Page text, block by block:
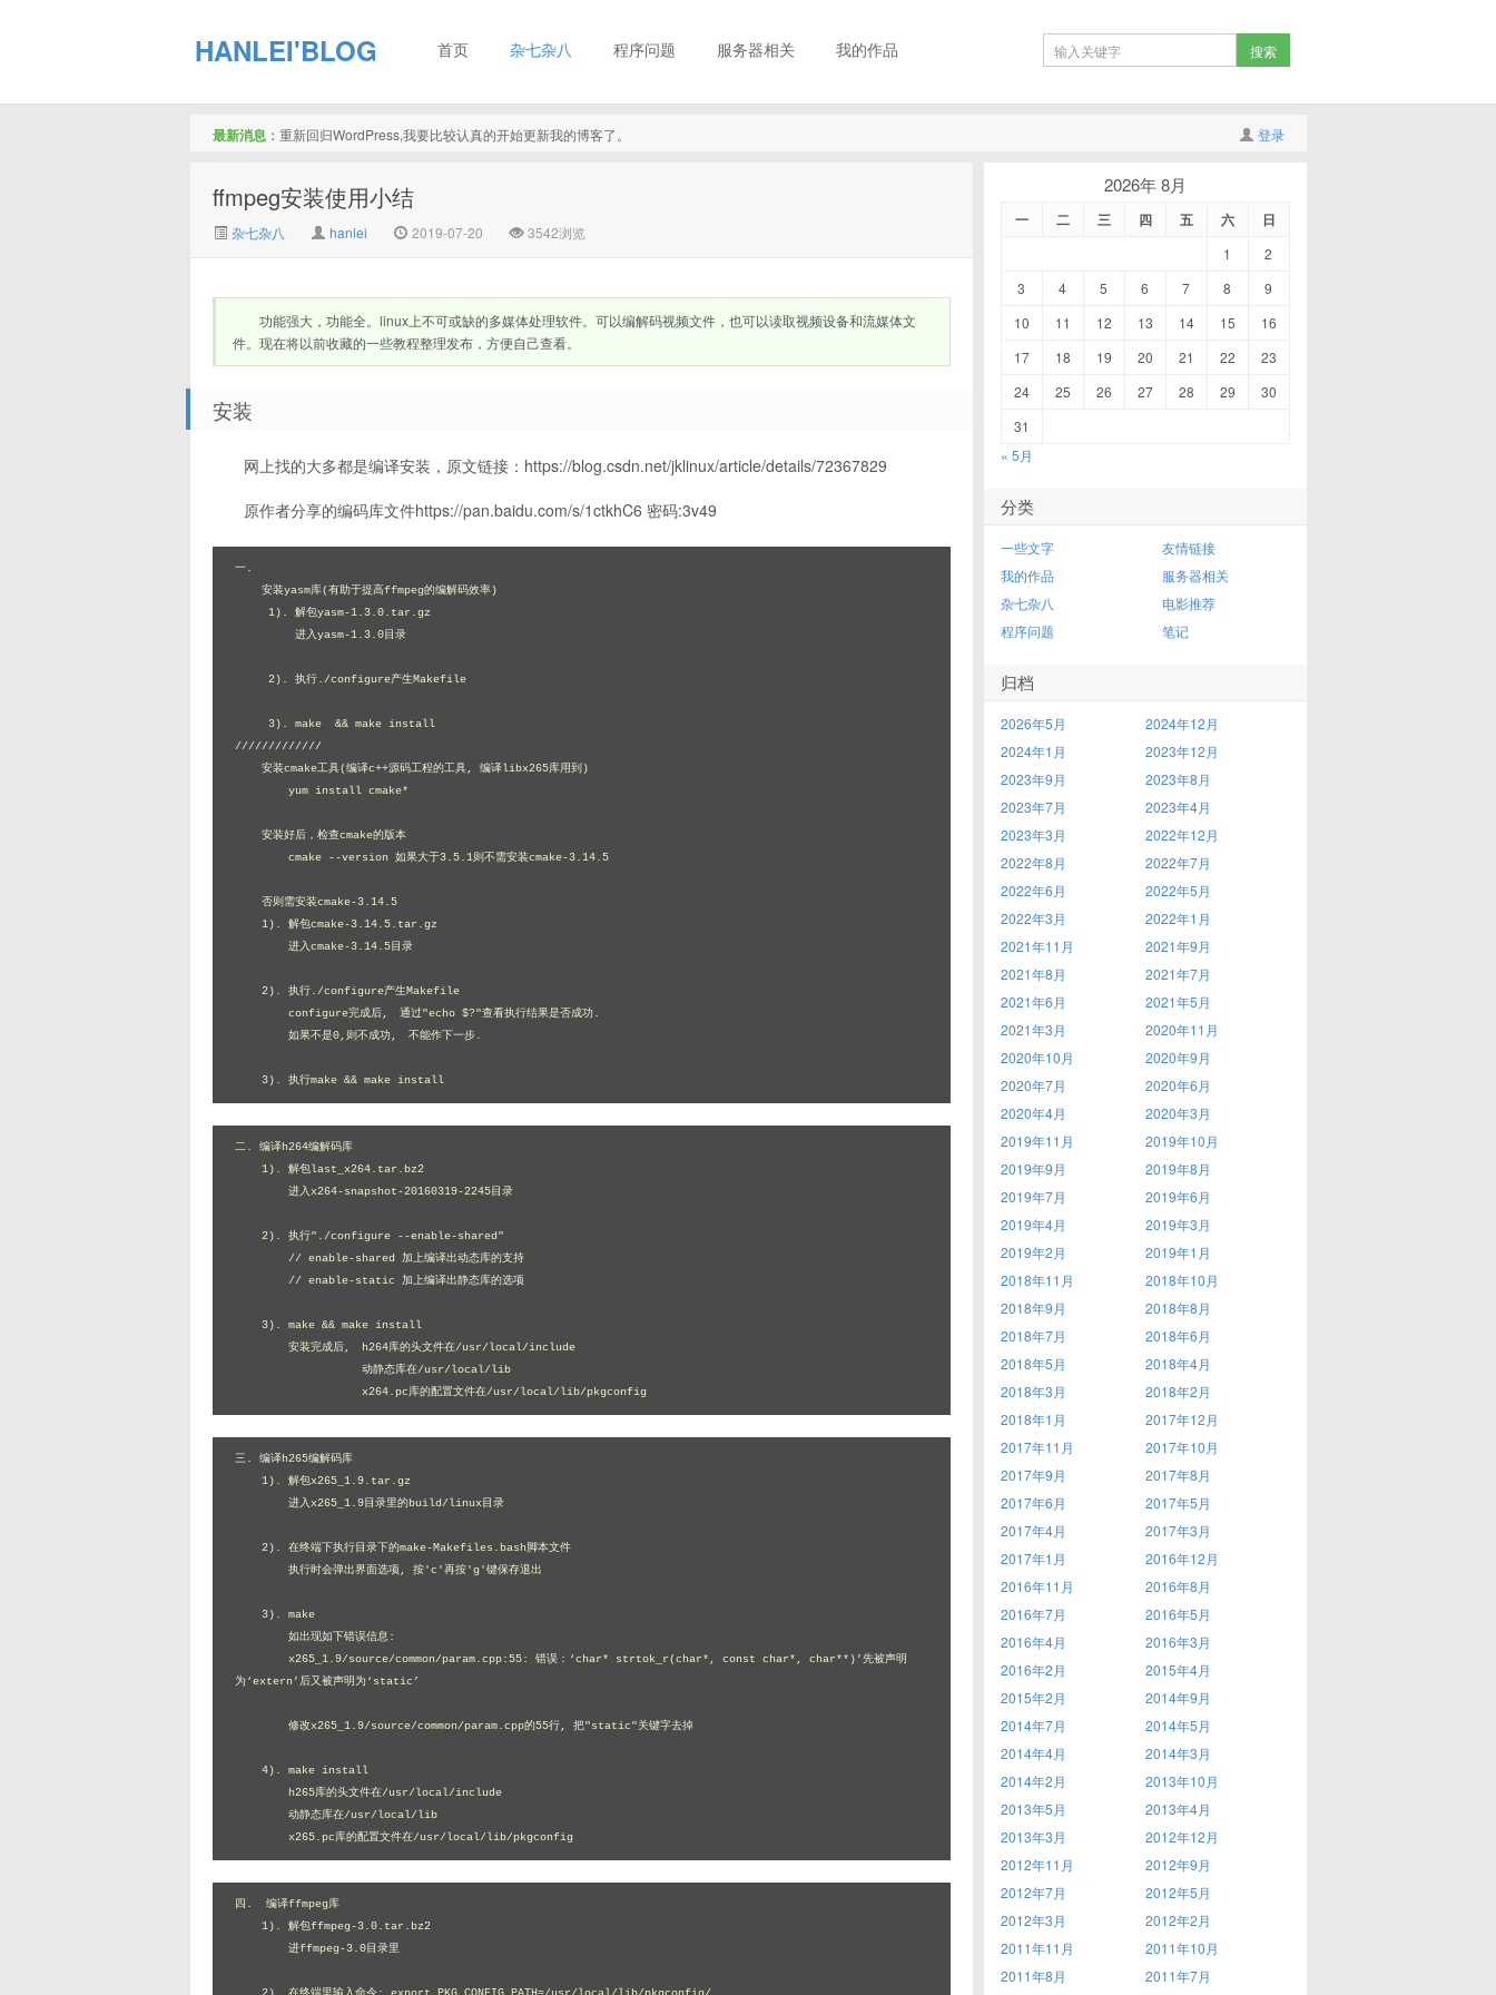
HANLEI'BLOG 首页 杂七杂八 程序问题 服务器相关 我的作品
登录
最新消息： 重新回归WordPress,我要比较认真的开始更新我的博客了。
ffmpeg安装使用小结
杂七杂八 hanlei 2019-07-20 3542浏览
功能强大，功能全。linux上不可或缺的多媒体处理软件。可以编解码视频文件，也可以读取视频设备和流媒体文
件。现在将以前收藏的一些教程整理发布，方便自己查看。
安装
网上找的大多都是编译安装，原文链接：https://blog.csdn.net/jklinux/article/details/72367829
原作者分享的编码库文件https://pan.baidu.com/s/1ctkhC6 密码:3v49
一.
/////////////
    3). 执行make && make install
二. 编译h264编解码库
		   x264.pc库的配置文件在/usr/local/lib/pkgconfig
三. 编译h265编解码库
为‘extern’后又被声明为‘static’
	x265.pc库的配置文件在/usr/local/lib/pkgconfig
四.  编译ffmpeg库
2026年 8月
一 二 三 四 五 六 日
1
2
3
4 5 6 7 8
9
10
11 12 13 14 15
16
17
18 19 20 21 22
23
24
25 26 27 28 29
30
31
« 5月
分类
一些文字
友情链接
我的作品
服务器相关
杂七杂八
电影推荐
程序问题
笔记
归档
2026年5月
2024年12月
2024年1月
2023年12月
2023年9月
2023年8月
2023年7月
2023年4月
2023年3月
2022年12月
2022年8月
2022年7月
2022年6月
2022年5月
2022年3月
2022年1月
2021年11月
2021年9月
2021年8月
2021年7月
2021年6月
2021年5月
2021年3月
2020年11月
2020年10月
2020年9月
2020年7月
2020年6月
2020年4月
2020年3月
2019年11月
2019年10月
2019年9月
2019年8月
2019年7月
2019年6月
2019年4月
2019年3月
2019年2月
2019年1月
2018年11月
2018年10月
2018年9月
2018年8月
2018年7月
2018年6月
2018年5月
2018年4月
2018年3月
2018年2月
2018年1月
2017年12月
2017年11月
2017年10月
2017年9月
2017年8月
2017年6月
2017年5月
2017年4月
2017年3月
2017年1月
2016年12月
2016年11月
2016年8月
2016年7月
2016年5月
2016年4月
2016年3月
2016年2月
2015年4月
2015年2月
2014年9月
2014年7月
2014年5月
2014年4月
2014年3月
2014年2月
2013年10月
2013年5月
2013年4月
2013年3月
2012年12月
2012年11月
2012年9月
2012年7月
2012年5月
2012年3月
2012年2月
2011年11月
2011年10月
2011年8月
2011年7月